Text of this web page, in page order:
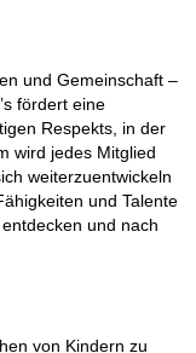
und Gemeinschaft –
fördert eine
Respekts, in der
wird jedes Mitglied
weiterzuentwickeln
und Talente
und nach
von Kindern zu